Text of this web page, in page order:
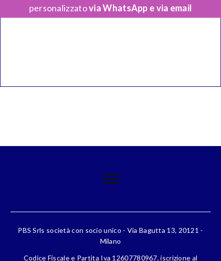
personalizzatovia WhatsApp e via email
PBS Srls società con socio unico - Via Bagutta 13, 20121 -
Milano
Codice Fiscale e Partita Iva 12607780967, iscrizione al